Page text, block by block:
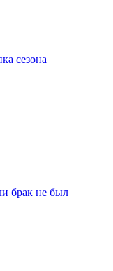
сезона
брак не был